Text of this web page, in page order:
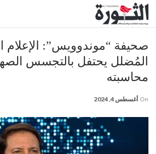
صحيفة “موندوويس”: الإعلام
المُضلل يحتفل بالتجسس
محاسبته
On أغسطس 4, 2024